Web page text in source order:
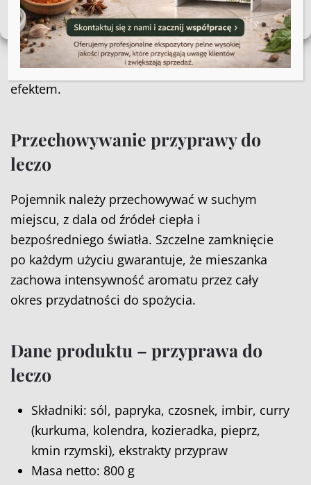
Polityka plików cookiesRegulamin sklepu
gotowania, bo traci ona wówczas część
swojego potencjału. Sól warto dozować
ostrożnie – mieszanka już ją zawiera, więc
dosalanie na początku grozi przesolonym
efektem.
Przechowywanie przyprawy do
leczo
Pojemnik należy przechowywać w suchym
miejscu, z dala od źródeł ciepła i
bezpośredniego światła. Szczelne zamknięcie
po każdym użyciu gwarantuje, że mieszanka
zachowa intensywność aromatu przez cały
okres przydatności do spożycia.
Dane produktu – przyprawa do
leczo
Składniki: sól, papryka, czosnek, imbir, curry
(kurkuma, kolendra, kozieradka, pieprz,
kmin rzymski), ekstrakty przypraw
Masa netto: 800 g